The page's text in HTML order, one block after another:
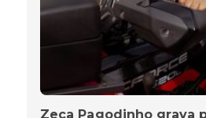
Zeca Pagodinho grava